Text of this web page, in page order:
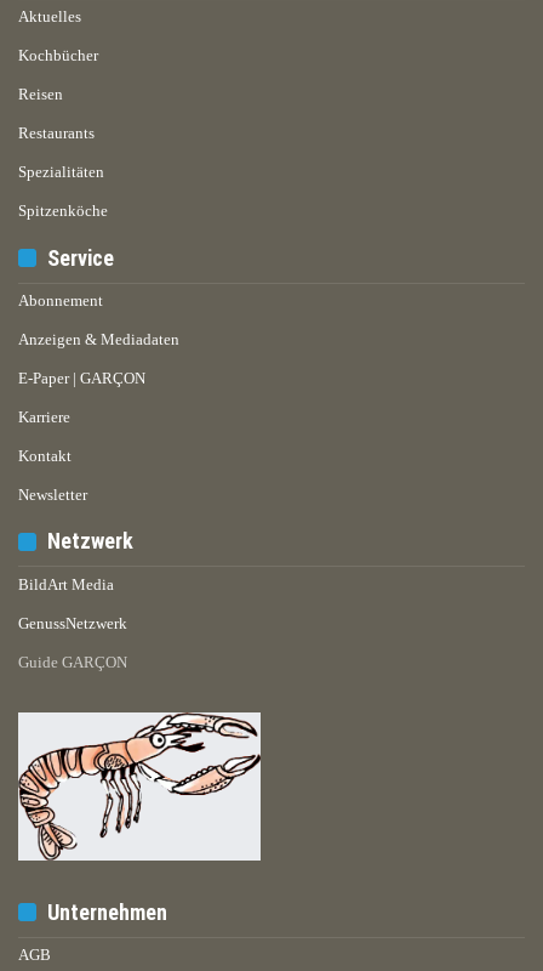
Aktuelles
Kochbücher
Reisen
Restaurants
Spezialitäten
Spitzenköche
Service
Abonnement
Anzeigen & Mediadaten
E-Paper | GARÇON
Karriere
Kontakt
Newsletter
Netzwerk
BildArt Media
GenussNetzwerk
Guide GARÇON
Unternehmen
AGB